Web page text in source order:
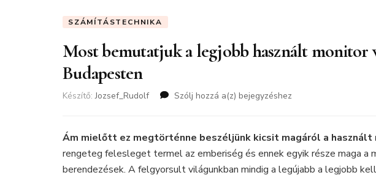
SZÁMÍTÁSTECHNIKA
Most bemutatjuk a legjobb használt monitor
Budapesten
Készítő:Jozsef_Rudolf Szólj hozzá a(z) Most
legjobb
használt
monitor
webáruházat
bejegyzéshez
Ám mielőtt ez megtörténne beszéljünk kicsit magáról a
rengeteg felesleget termel az emberiség és ennek egyik része maga a
berendezések. A felgyorsult világunkban mindig a legújabb a legjobb